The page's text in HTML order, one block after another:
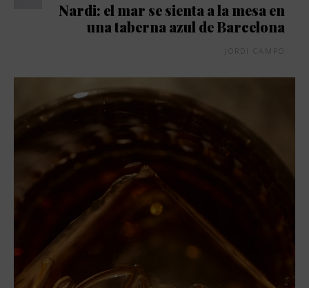
Nardi: el mar se sienta a la mesa en
una taberna azul de Barcelona
JORDI CAMPO